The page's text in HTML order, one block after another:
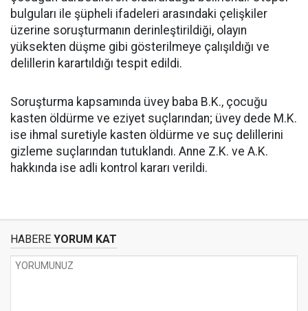
bulguları ile şüpheli ifadeleri arasındaki çelişkiler
üzerine soruşturmanın derinleştirildiği, olayın
yüksekten düşme gibi gösterilmeye çalışıldığı ve
delillerin karartıldığı tespit edildi.
Soruşturma kapsamında üvey baba B.K., çocuğu
kasten öldürme ve eziyet suçlarından; üvey dede M.K.
ise ihmal suretiyle kasten öldürme ve suç delillerini
gizleme suçlarından tutuklandı. Anne Z.K. ve A.K.
hakkında ise adli kontrol kararı verildi.
HABERE YORUM KAT